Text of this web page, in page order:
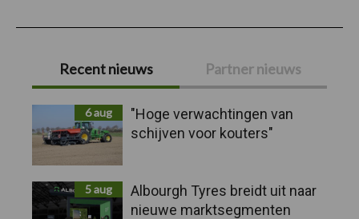
Primaire
Sidebar
Recent nieuws Partner nieuws
6 aug
"Hoge verwachtingen van
schijven voor kouters"
5 aug
Albourgh Tyres breidt uit naar
nieuwe marktsegmenten